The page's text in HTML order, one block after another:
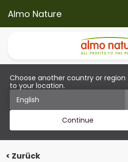
Almo Nature
Choose another country or
to your location.
Continue
< Zurück